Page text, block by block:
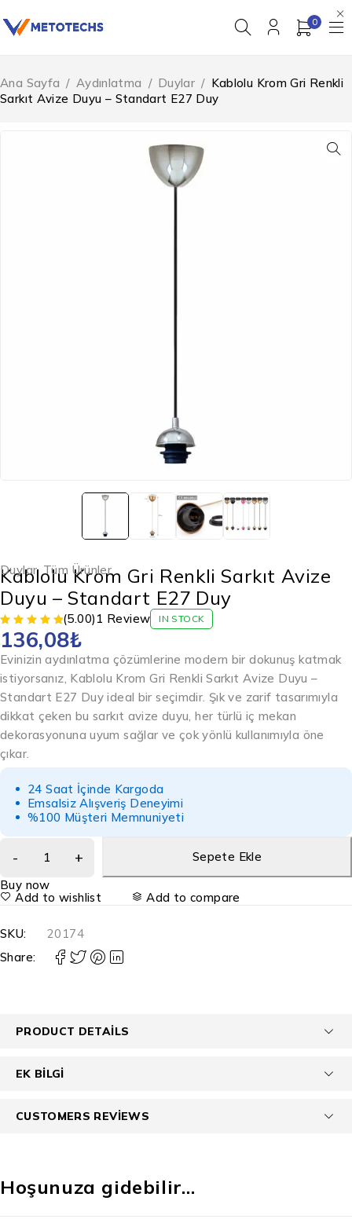
0
Ana Sayfa / Aydınlatma / Duylar / Kablolu Krom Gri Renkli
Sarkıt Avize Duyu – Standart E27 Duy
Duylar,Tüm Ürünler
Kablolu Krom Gri Renkli Sarkıt Avize
Duyu – Standart E27 Duy
(5.00) 1 Review IN STOCK
136,08₺
Evinizin aydınlatma çözümlerine modern bir dokunuş katmak
istiyorsanız, Kablolu Krom Gri Renkli Sarkıt Avize Duyu –
Standart E27 Duy ideal bir seçimdir. Şık ve zarif tasarımıyla
dikkat çeken bu sarkıt avize duyu, her türlü iç mekan
dekorasyonuna uyum sağlar ve çok yönlü kullanımıyla öne
çıkar.
24 Saat İçinde Kargoda
Emsalsiz Alışveriş Deneyimi
%100 Müşteri Memnuniyeti
Sepete Ekle
Buy now
Add to wishlist
Add to compare
SKU:
20174
Share:
PRODUCT DETAILS
EK BILGI
CUSTOMERS REVIEWS
Hoşunuza gidebilir…